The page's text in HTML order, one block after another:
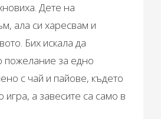
Дете на
ала си харесвам и
Бих искала да
пожелание за едно
с чай и пайове, където
игра, а завесите са само в